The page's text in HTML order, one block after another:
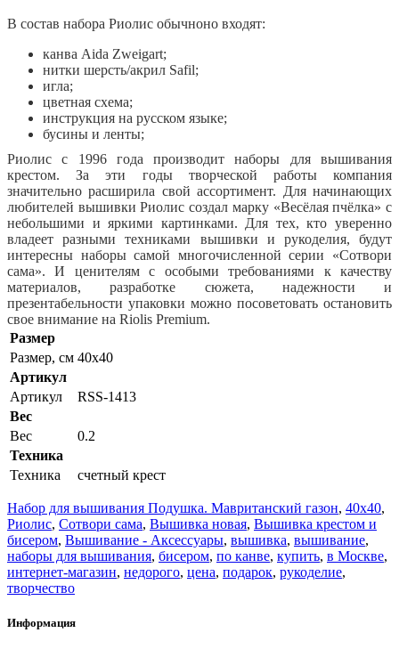
В состав набора Риолис обычноно входят:
канва Aida Zweigart;
нитки шерсть/акрил Safil;
игла;
цветная схема;
инструкция на русском языке;
бусины и ленты;
Риолис с 1996 года производит наборы для вышивания
крестом. За эти годы творческой работы компания
значительно расширила свой ассортимент. Для начинающих
любителей вышивки Риолис создал марку «Весёлая пчёлка» с
небольшими и яркими картинками. Для тех, кто уверенно
владеет разными техниками вышивки и рукоделия, будут
интересны наборы самой многочисленной серии «Сотвори
сама». И ценителям с особыми требованиями к качеству
материалов, разработке сюжета, надежности и
презентабельности упаковки можно посоветовать остановить
свое внимание на Riolis Premium.
Размер
Размер, см 40x40
Артикул
Артикул
RSS-1413
Вес
Вес
0.2
Техника
Техника
счетный крест
Набор для вышивания Подушка. Мавританский газон, 40x40,
Риолис, Сотвори сама, Вышивка новая, Вышивка крестом и
бисером, Вышивание - Аксессуары, вышивка, вышивание,
наборы для вышивания, бисером, по канве, купить, в Москве,
интернет-магазин, недорого, цена, подарок, рукоделие,
творчество
Информация